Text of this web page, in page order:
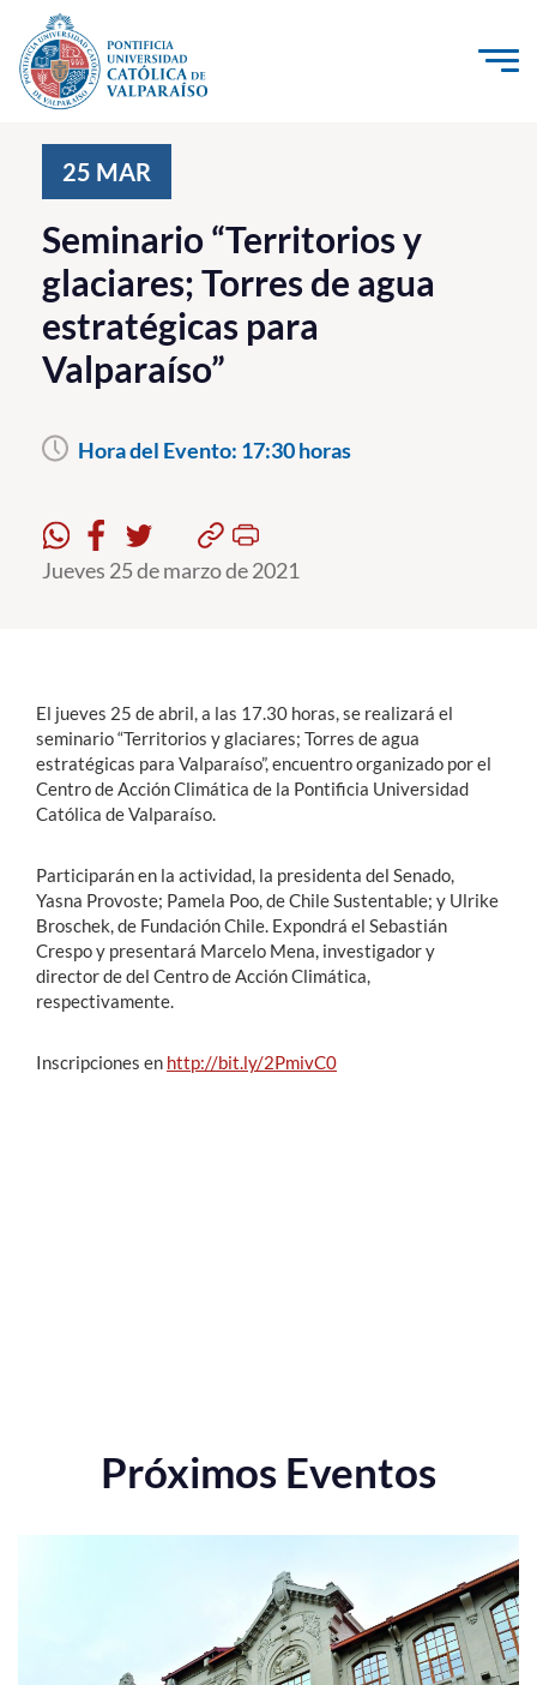
Click acá para ir directamente al contenido
Investigación, Creación e Innovación
PUCV Internacional
Vinculación con el Medio
Admisión
Pregrado
Formación Continua
Alumni
25 MAR
Seminario “Territorios y
glaciares; Torres de agua
estratégicas para
Valparaíso”
Hora del Evento: 17:30 horas
Jueves 25 de marzo de 2021
El jueves 25 de abril, a las 17.30 horas, se realizará el
seminario “Territorios y glaciares; Torres de agua
estratégicas para Valparaíso”, encuentro organizado por el
Centro de Acción Climática de la Pontificia Universidad
Católica de Valparaíso.
Participarán en la actividad, la presidenta del Senado,
Yasna Provoste; Pamela Poo, de Chile Sustentable; y Ulrike
Broschek, de Fundación Chile. Expondrá el Sebastián
Crespo y presentará Marcelo Mena, investigador y
director de del Centro de Acción Climática,
respectivamente.
Inscripciones en http://bit.ly/2PmivC0
Próximos Eventos